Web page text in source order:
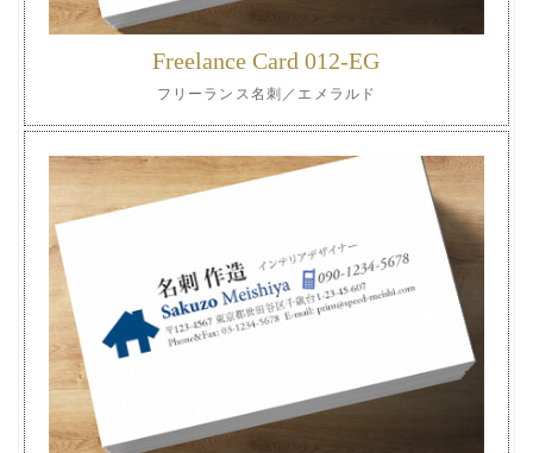
Freelance Card 012-EG
フリーランス名刺／エメラルド